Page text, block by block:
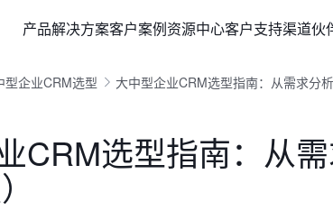
产品解决方案客户案例资源中心客户支持渠道伙
型企业CRM选型 大中型企业CRM选型指南：从需求分
CRM选型指南：从